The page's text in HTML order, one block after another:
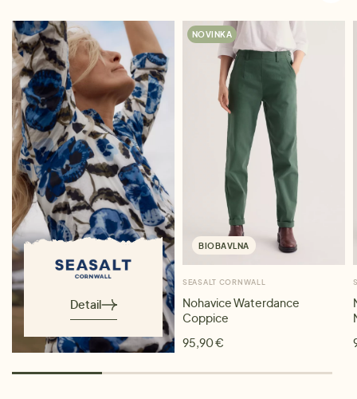
Detail
NOVINKA
BIOBAVLNA
SEASALT CORNWALL
Nohavice Waterdance
Coppice
95,90 €